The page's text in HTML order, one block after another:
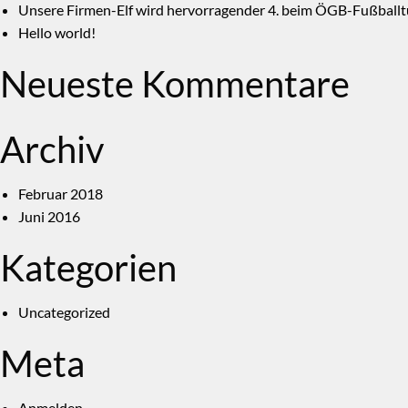
Unsere Firmen-Elf wird hervorragender 4. beim ÖGB-
Hello world!
Neueste Kommentare
Archiv
Februar 2018
Juni 2016
Kategorien
Uncategorized
Meta